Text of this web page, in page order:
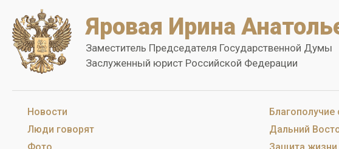
Яровая Ирина
Заместитель Председателя Государственной Думы
Заслуженный юрист Российской Федерации
Новости
Люди говорят
Благополучие
Дальний